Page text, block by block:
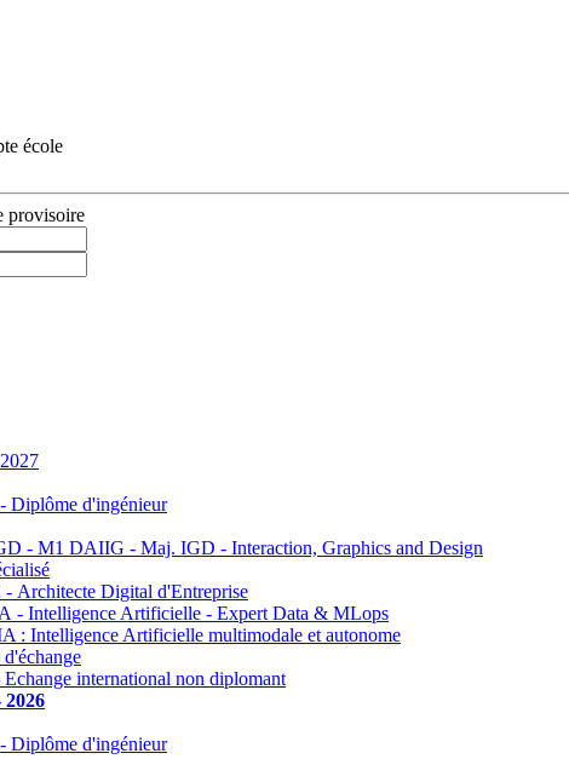
école
provisoire
Diplôme d'ingénieur
- M1 DAIIG - Maj. IGD - Interaction, Graphics and Design
Architecte Digital d'Entreprise
- Intelligence Artificielle - Expert Data & MLops
: Intelligence Artificielle multimodale et autonome
international non diplomant
2026
Diplôme d'ingénieur